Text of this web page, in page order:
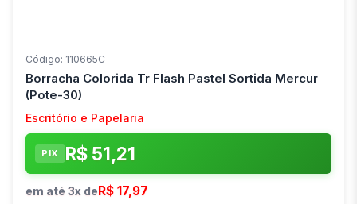
Código: 110665C
Borracha Colorida Tr Flash Pastel Sortida Mercur
(Pote-30)
Escritório e Papelaria
PIX R$ 51,21
em até 3x deR$ 17,97